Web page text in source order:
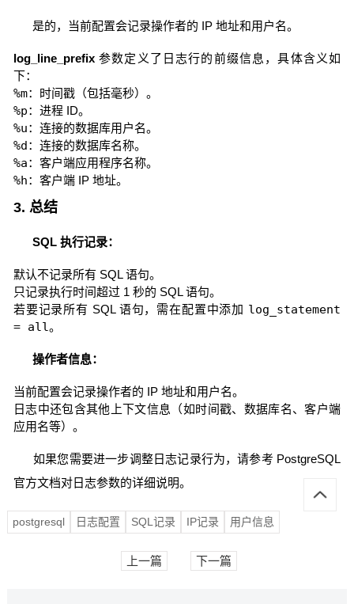
是的，当前配置会记录操作者的 IP 地址和用户名。
log_line_prefix参数定义了日志行的前缀信息，具体含义如
下：
%m：时间戳（包括毫秒）。
%p：进程 ID。
%u：连接的数据库用户名。
%d：连接的数据库名称。
%a：客户端应用程序名称。
%h：客户端 IP 地址。
3. 总结
SQL 执行记录：
默认不记录所有 SQL 语句。
只记录执行时间超过 1 秒的 SQL 语句。
若要记录所有 SQL 语句，需在配置中添加 log_statement
= all。
操作者信息：
当前配置会记录操作者的 IP 地址和用户名。
日志中还包含其他上下文信息（如时间戳、数据库名、客户端
应用名等）。
如果您需要进一步调整日志记录行为，请参考 PostgreSQL
官方文档对日志参数的详细说明。
postgresql 日志配置 SQL记录 IP记录 用户信息
上一篇 下一篇